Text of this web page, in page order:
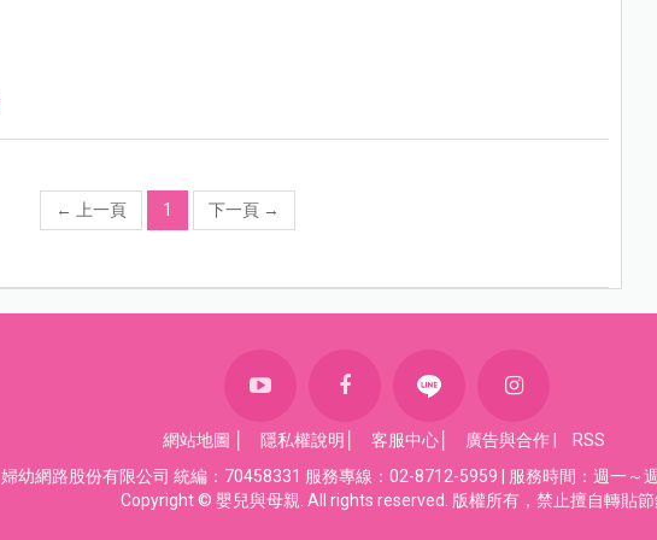
← 上一頁 1 下一頁 →
網站地圖 隱私權說明 客服中心 廣告與合作
RSS
婦幼網路股份有限公司 統編：70458331 服務專線：02-8712-5959 | 服務時間：週一～
Copyright © 嬰兒與母親. All rights reserved. 版權所有，禁止擅自轉貼